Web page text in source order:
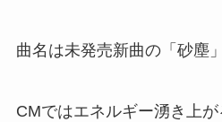
曲名は未発売新曲の「砂塵」
CMではエネルギー湧き上